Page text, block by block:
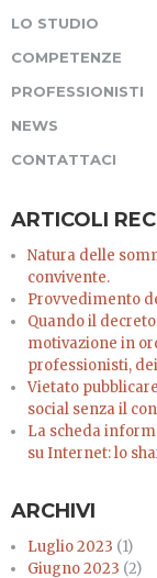
LO STUDIO
COMPETENZE
PROFESSIONISTI
NEWS
CONTATTACI
ARTICOLI
Natura delle
convivente.
Provvedimento
Quando il
motivazione in
professionisti,
Vietato
social senza il
La scheda
su Internet: lo
ARCHIVI
Luglio 2023 (1)
Giugno 2023 (2)